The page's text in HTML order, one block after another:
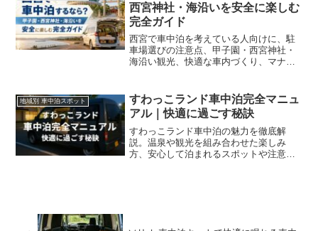
西宮神社・海沿いを安全に楽しむ
完全ガイド
西宮で車中泊を考えている人向けに、駐
車場選びの注意点、甲子園・西宮神社・
海沿い観光、快適な車内づくり、マナ
地域別 車中泊スポット
すわっこランド車中泊完全マニュ
アル｜快適に過ごす秘訣
すわっこランド車中泊の魅力を徹底解
説。温泉や観光を組み合わせた楽しみ
方、安心して泊まれるスポットや注意